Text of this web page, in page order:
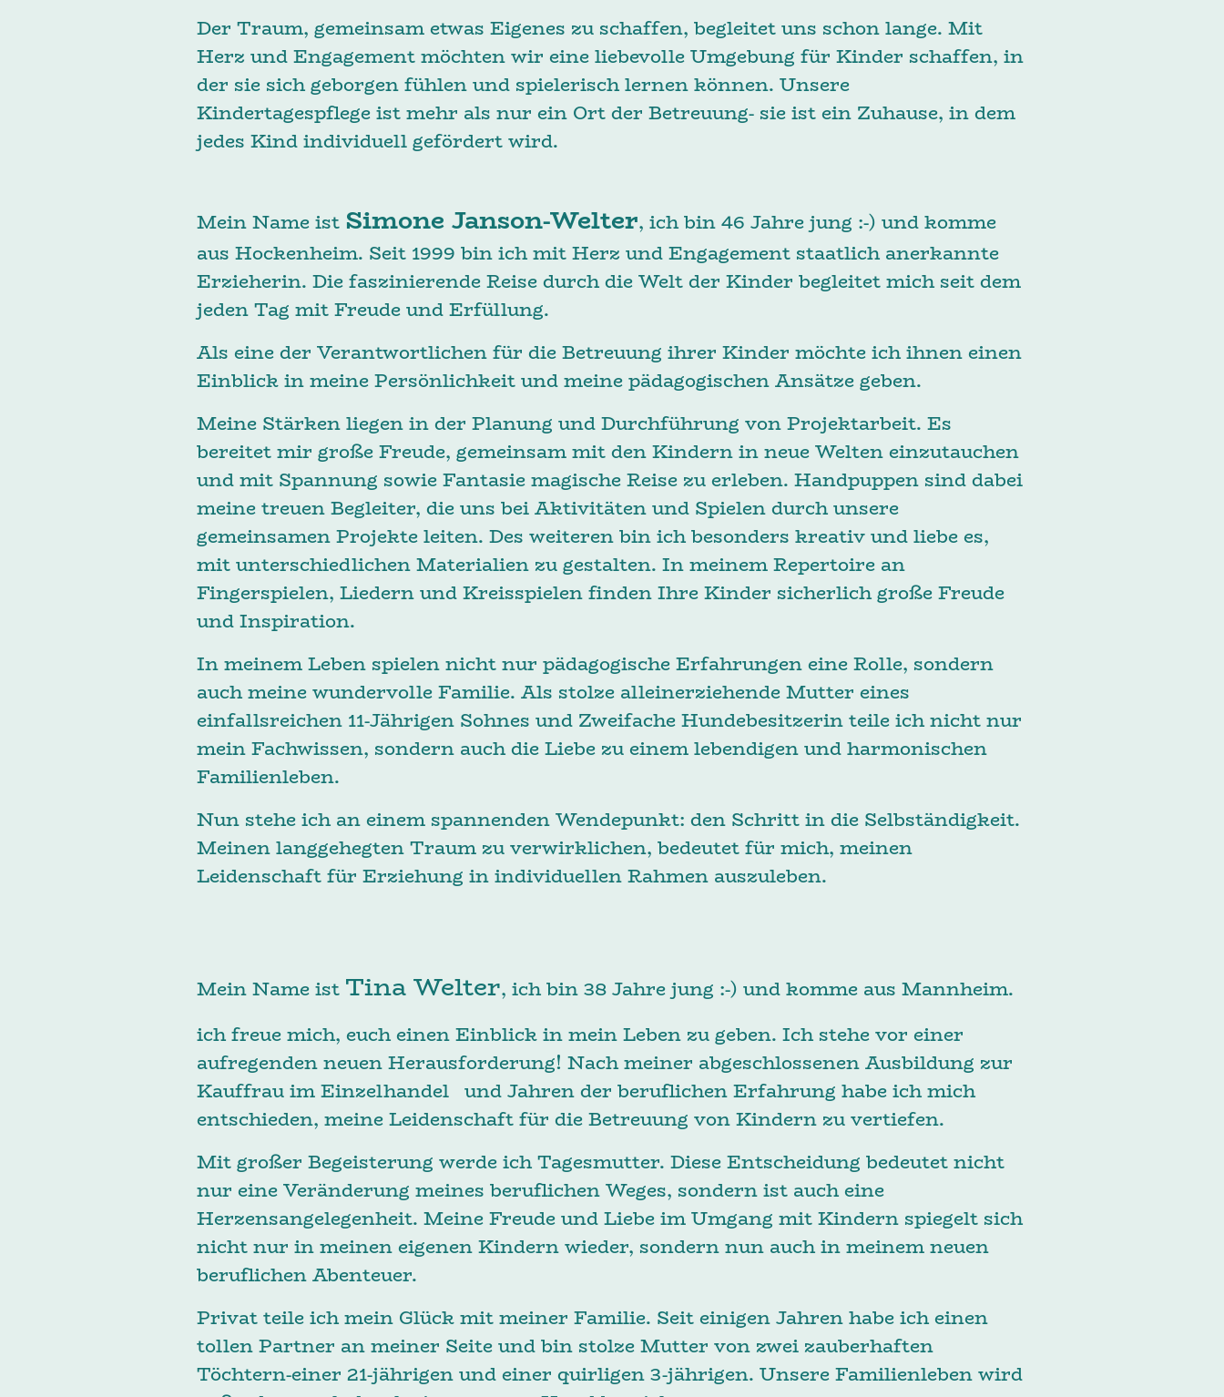
Der Traum, gemeinsam etwas Eigenes zu schaffen, begleitet uns schon lange. Mit
Herz und Engagement möchten wir eine liebevolle Umgebung für Kinder schaffen, in
der sie sich geborgen fühlen und spielerisch lernen können. Unsere
Kindertagespflege ist mehr als nur ein Ort der Betreuung- sie ist ein Zuhause, in dem
jedes Kind individuell gefördert wird.
Mein Name ist Simone Janson-Welter, ich bin 46 Jahre jung :-) und komme
aus Hockenheim. Seit 1999 bin ich mit Herz und Engagement staatlich anerkannte
Erzieherin. Die faszinierende Reise durch die Welt der Kinder begleitet mich seit dem
jeden Tag mit Freude und Erfüllung.
Als eine der Verantwortlichen für die Betreuung ihrer Kinder möchte ich ihnen einen
Einblick in meine Persönlichkeit und meine pädagogischen Ansätze geben.
Meine Stärken liegen in der Planung und Durchführung von Projektarbeit. Es
bereitet mir große Freude, gemeinsam mit den Kindern in neue Welten einzutauchen
und mit Spannung sowie Fantasie magische Reise zu erleben. Handpuppen sind dabei
meine treuen Begleiter, die uns bei Aktivitäten und Spielen durch unsere
gemeinsamen Projekte leiten. Des weiteren bin ich besonders kreativ und liebe es,
mit unterschiedlichen Materialien zu gestalten. In meinem Repertoire an
Fingerspielen, Liedern und Kreisspielen finden Ihre Kinder sicherlich große Freude
und Inspiration.
In meinem Leben spielen nicht nur pädagogische Erfahrungen eine Rolle, sondern
auch meine wundervolle Familie. Als stolze alleinerziehende Mutter eines
einfallsreichen 11-Jährigen Sohnes und Zweifache Hundebesitzerin teile ich nicht nur
mein Fachwissen, sondern auch die Liebe zu einem lebendigen und harmonischen
Familienleben.
Nun stehe ich an einem spannenden Wendepunkt: den Schritt in die Selbständigkeit.
Meinen langgehegten Traum zu verwirklichen, bedeutet für mich, meinen
Leidenschaft für Erziehung in individuellen Rahmen auszuleben.
Mein Name ist Tina Welter, ich bin 38 Jahre jung :-) und komme aus Mannheim.
ich freue mich, euch einen Einblick in mein Leben zu geben. Ich stehe vor einer
aufregenden neuen Herausforderung! Nach meiner abgeschlossenen Ausbildung zur
Kauffrau im Einzelhandel und Jahren der beruflichen Erfahrung habe ich mich
entschieden, meine Leidenschaft für die Betreuung von Kindern zu vertiefen.
Mit großer Begeisterung werde ich Tagesmutter. Diese Entscheidung bedeutet nicht
nur eine Veränderung meines beruflichen Weges, sondern ist auch eine
Herzensangelegenheit. Meine Freude und Liebe im Umgang mit Kindern spiegelt sich
nicht nur in meinen eigenen Kindern wieder, sondern nun auch in meinem neuen
beruflichen Abenteuer.
Privat teile ich mein Glück mit meiner Familie. Seit einigen Jahren habe ich einen
tollen Partner an meiner Seite und bin stolze Mutter von zwei zauberhaften
Töchtern-einer 21-jährigen und einer quirligen 3-jährigen. Unsere Familienleben wird